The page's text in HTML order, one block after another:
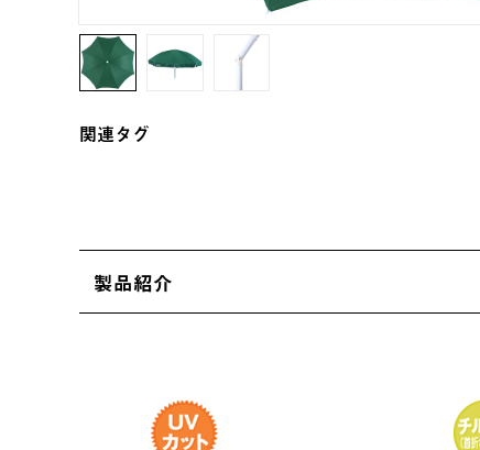
関連タグ
製品紹介